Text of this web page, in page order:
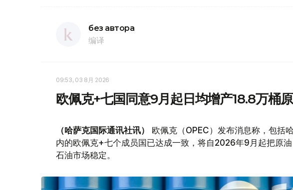
без автора
编译
09:53, 03 8月 2026
欧佩克+七国同意9月起日均增产18.8万桶
（哈萨克国际通讯社讯）
欧佩克（OPEC）发布消息称，包括
内的欧佩克+七个成员国已达成一致，将自2026年9月起把原
石油市场稳定。